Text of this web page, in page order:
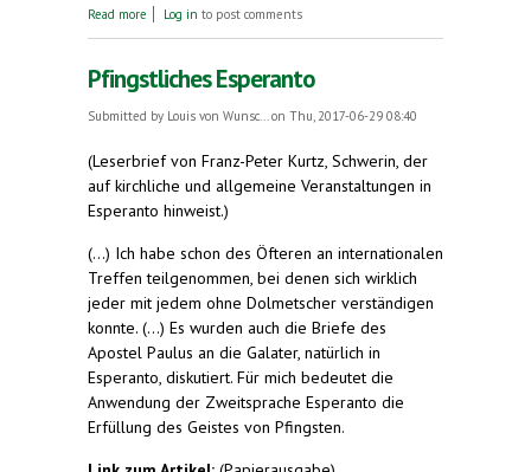
Read more about Von Schwerin an die Côte d’Azur.
Log in to post comments
Pfingstliches Esperanto
Submitted by Louis von Wunsc... on Thu, 2017-06-29 08:40
(Leserbrief von Franz-Peter Kurtz, Schwerin, der
auf kirchliche und allgemeine Veranstaltungen in
Esperanto hinweist.)
(...) Ich habe schon des Öfteren an internationalen
Treffen teilgenommen, bei denen sich wirklich
jeder mit jedem ohne Dolmetscher verständigen
konnte. (...) Es wurden auch die Briefe des
Apostel Paulus an die Galater, natürlich in
Esperanto, diskutiert. Für mich bedeutet die
Anwendung der Zweitsprache Esperanto die
Erfüllung des Geistes von Pfingsten.